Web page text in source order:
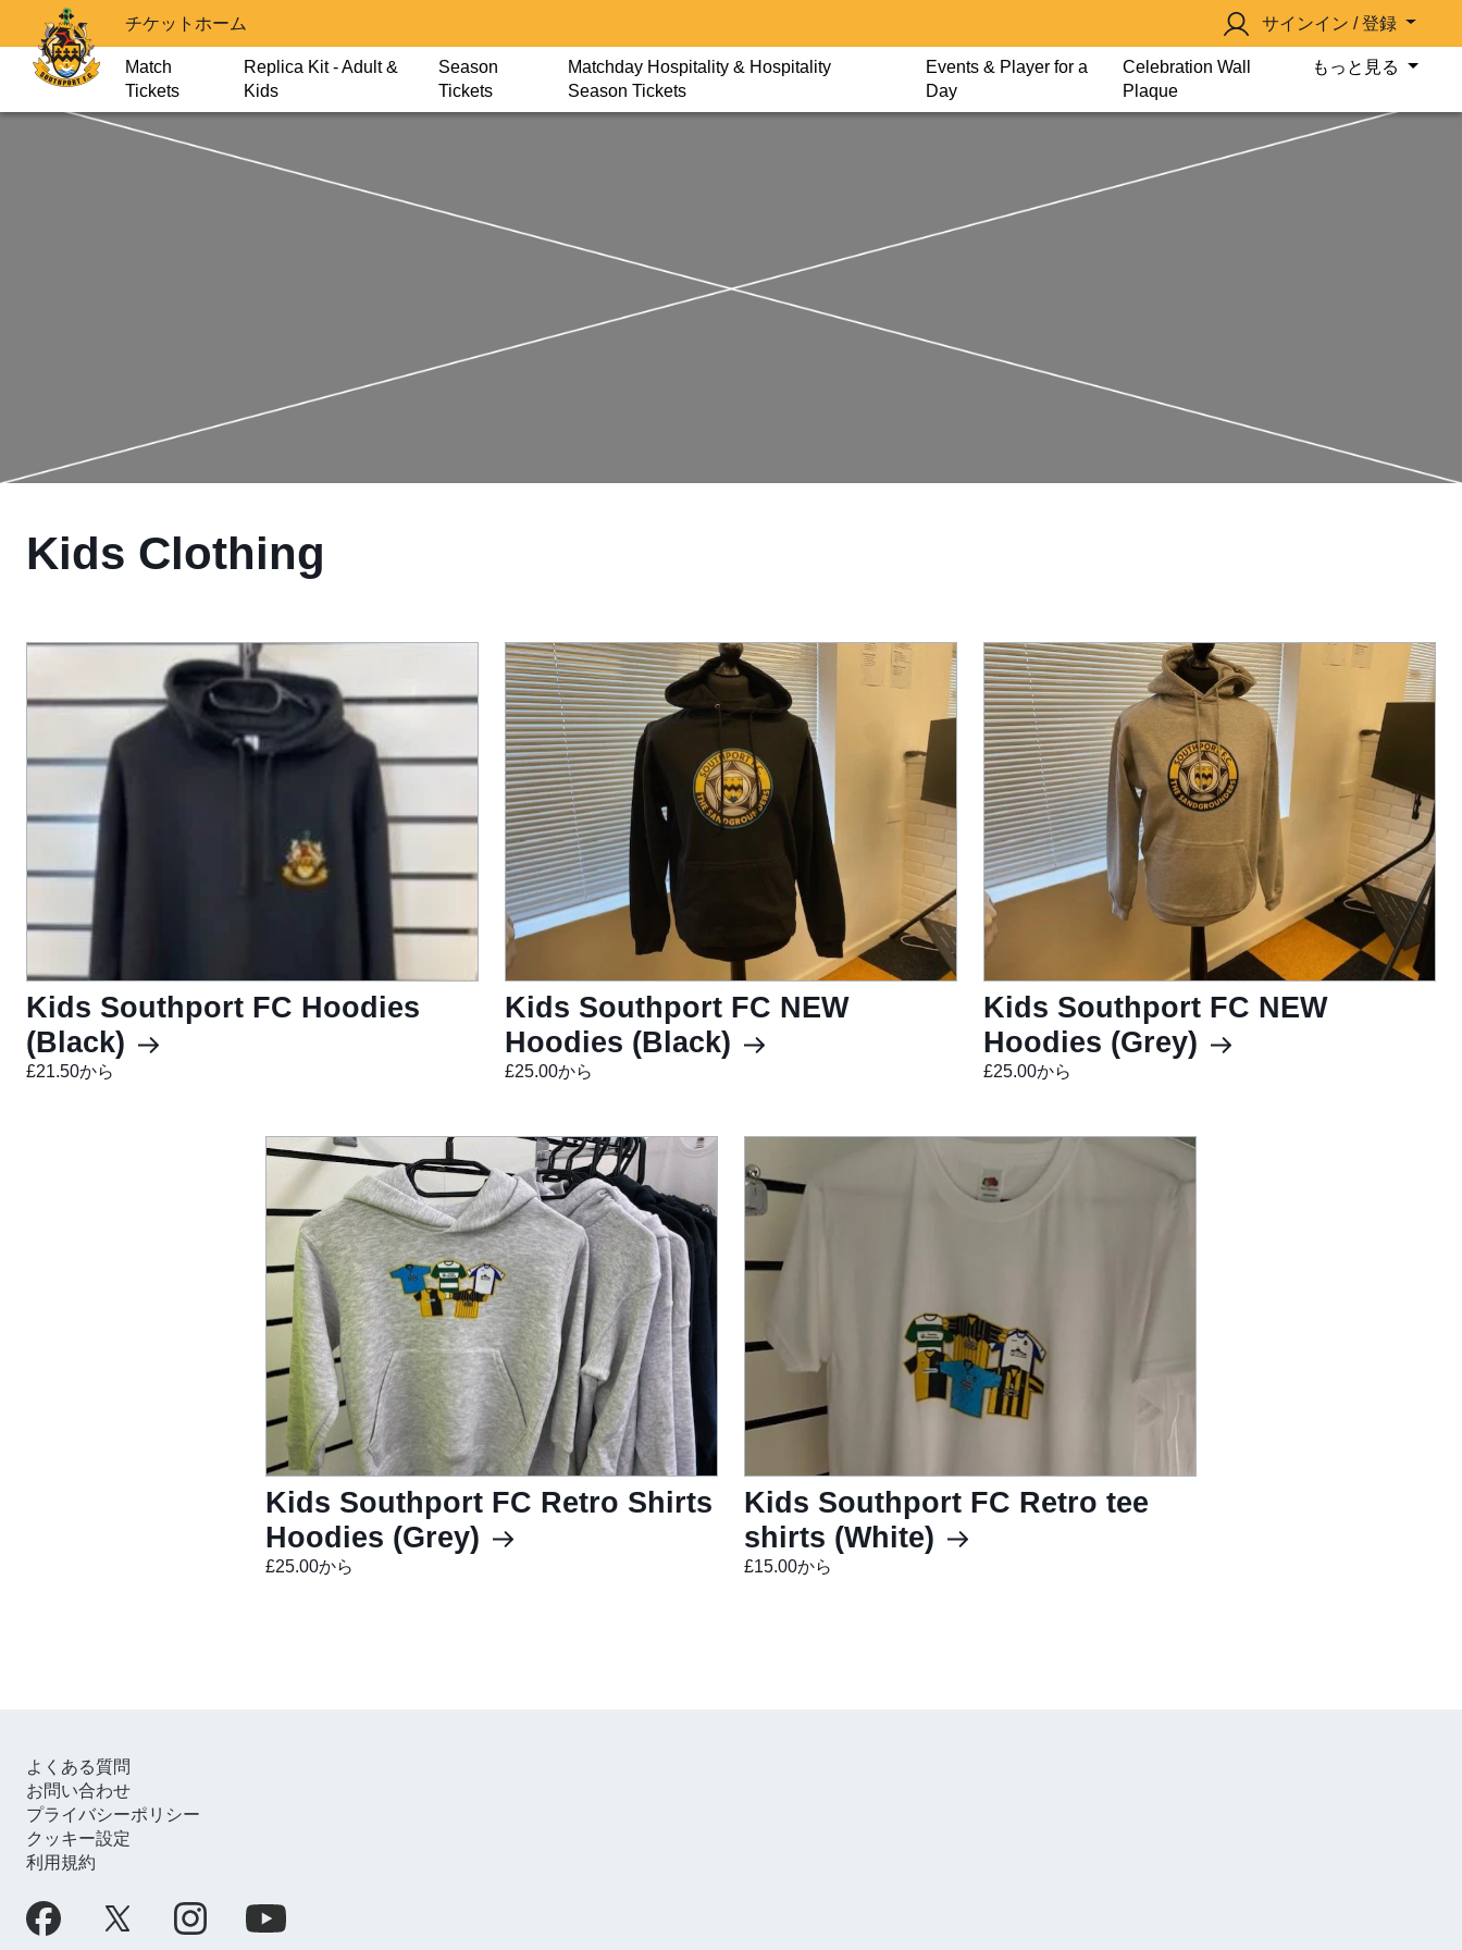
チケットホーム サインイン / 登録
Match
Tickets
Replica Kit - Adult &
Kids
Season
Tickets
Matchday Hospitality & Hospitality
Season Tickets
Events & Player for a
Day
Celebration Wall
Plaque
もっと見る
Kids Clothing
Kids Southport FC Hoodies
(Black)
£21.50から
Kids Southport FC NEW
Hoodies (Black)
£25.00から
Kids Southport FC NEW
Hoodies (Grey)
£25.00から
Kids Southport FC Retro Shirts
Hoodies (Grey)
£25.00から
Kids Southport FC Retro tee
shirts (White)
£15.00から
よくある質問
お問い合わせ
プライバシーポリシー
クッキー設定
利用規約